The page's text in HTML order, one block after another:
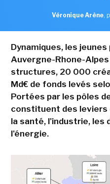
Véronique Arène,
Dynamiques, les
Auvergne-Rhone-
structures, 20 000
Md€ de fonds levés
Portées par les pôles
constituent des leviers
la santé, l'industrie, les
l'énergie.